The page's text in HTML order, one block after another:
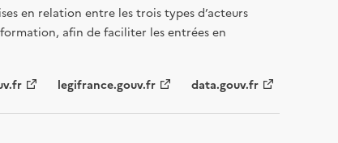
en relation entre les trois types d’acteurs
afin de faciliter les entrées en
legifrance.gouv.fr data.gouv.fr